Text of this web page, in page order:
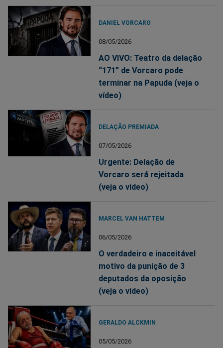
DANIEL VORCARO
08/05/2026
AO VIVO: Teatro da delação
“171” de Vorcaro pode
terminar na Papuda (veja o
vídeo)
DELAÇÃO PREMIADA
07/05/2026
Urgente: Delação de
Vorcaro será rejeitada
(veja o vídeo)
MARCEL VAN HATTEM
06/05/2026
O verdadeiro e inaceitável
motivo da punição de 3
deputados da oposição
(veja o vídeo)
GERALDO ALCKMIN
05/05/2026